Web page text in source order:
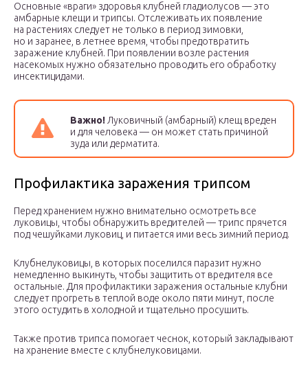
Основные «враги» здоровья клубней гладиолусов — это
амбарные клещи и трипсы. Отслеживать их появление
на растениях следует не только в период зимовки,
но и заранее, в летнее время, чтобы предотвратить
заражение клубней. При появлении возле растения
насекомых нужно обязательно проводить его обработку
инсектицидами.
Важно! Луковичный (амбарный) клещ вреден
и для человека — он может стать причиной
зуда или дерматита.
Профилактика заражения трипсом
Перед хранением нужно внимательно осмотреть все
луковицы, чтобы обнаружить вредителей — трипс прячется
под чешуйками луковиц, и питается ими весь зимний период.
Клубнелуковицы, в которых поселился паразит нужно
немедленно выкинуть, чтобы защитить от вредителя все
остальные. Для профилактики заражения остальные клубни
следует прогреть в теплой воде около пяти минут, после
этого остудить в холодной и тщательно просушить.
Также против трипса помогает чеснок, который закладывают
на хранение вместе с клубнелуковицами.